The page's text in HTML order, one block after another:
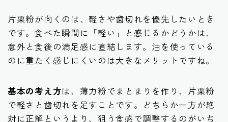
片栗粉が向くのは、軽さや歯切れを優先したいとき
です。食べた瞬間に「軽い」と感じるかどうかは、
意外と食後の満足感に直結します。油を使っている
のに重たく感じにくいのは大きなメリットですね。
基本の考え方は、薄力粉でまとまりを作り、片栗粉
で軽さと歯切れを足すことです。どちらか一方が絶
対に正解というより、狙う食感で調整するのがいち